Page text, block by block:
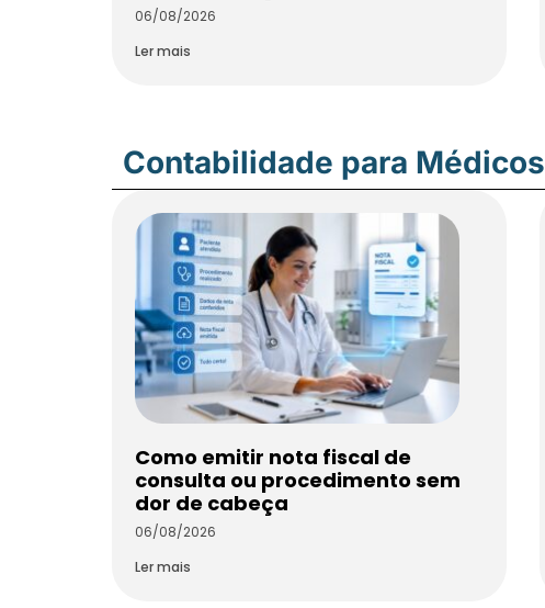
06/08/2026
Ler mais
Contabilidade para Médicos
Como emitir nota fiscal de
consulta ou procedimento sem
dor de cabeça
06/08/2026
Ler mais